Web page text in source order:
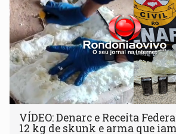
VÍDEO: Denarc e Receita
12 kg de skunk e arma que